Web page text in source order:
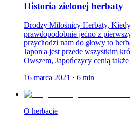
Historia zielonej herbaty
Drodzy Miłośnicy Herbaty,
prawdopodobnie jedno z
przychodzi nam do głowy to
Japonia jest przede wszystkim
Owszem, Japończycy cenią
16 marca 2021 · 6 min
O herbacie